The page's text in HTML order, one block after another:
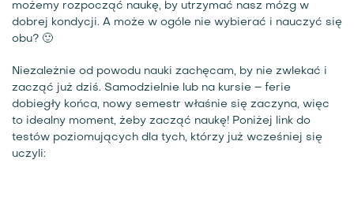
możemy rozpocząć naukę, by utrzymać nasz mózg w
dobrej kondycji. A może w ogóle nie wybierać i nauczyć się
obu? 🙂
Niezależnie od powodu nauki zachęcam, by nie zwlekać i
zacząć już dziś. Samodzielnie lub na kursie – ferie
dobiegły końca, nowy semestr właśnie się zaczyna, więc
to idealny moment, żeby zacząć naukę! Poniżej link do
testów poziomujących dla tych, którzy już wcześniej się
uczyli: